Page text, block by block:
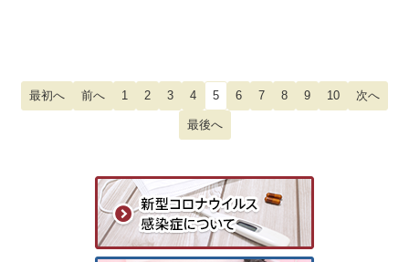
1 2 3 4 5 6 7 8 9 10